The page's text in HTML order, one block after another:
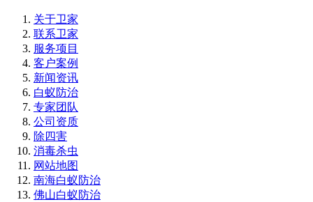
关于卫家
联系卫家
服务项目
客户案例
新闻资讯
白蚁防治
专家团队
公司资质
除四害
消毒杀虫
网站地图
南海白蚁防治
佛山白蚁防治